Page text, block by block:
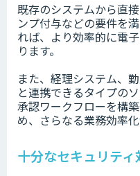
既存のシステムから直
ンプ付与などの要件を
れば、より効率的に電
ります。
また、経理システム、
と連携できるタイプの
承認ワークフローを構
め、さらなる業務効率
十分なセキュリテ